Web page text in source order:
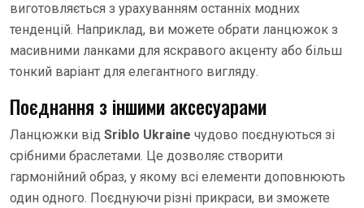
виготовляється з урахуванням останніх модних
тенденцій. Наприклад, ви можете обрати ланцюжок з
масивними ланками для яскравого акценту або більш
тонкий варіант для елегантного вигляду.
Поєднання з іншими аксесуарами
Ланцюжки від Sriblo Ukraine чудово поєднуються зі
срібними браслетами. Це дозволяє створити
гармонійний образ, у якому всі елементи доповнюють
один одного. Поєднуючи різні прикраси, ви зможете